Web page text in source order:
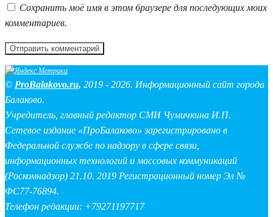
Сохранить моё имя в этом браузере для последующих моих
комментариев.
© ProBalakovo.ru, 2019 - 2026. Информационный сайт города
Балаково.
Учредитель, главный редактор СМИ Чумичкина И.П.
Сетевое издание «ПроБалаково» зарегистрировано в
Федеральной службе по надзору в сфере связи,
информационных технологий и массовых коммуникаций
(Роскомнадзор) 21.10. 2019 Регистрационный номер Эл №
ФС77-76894.
Телефон редакции: +79271197717